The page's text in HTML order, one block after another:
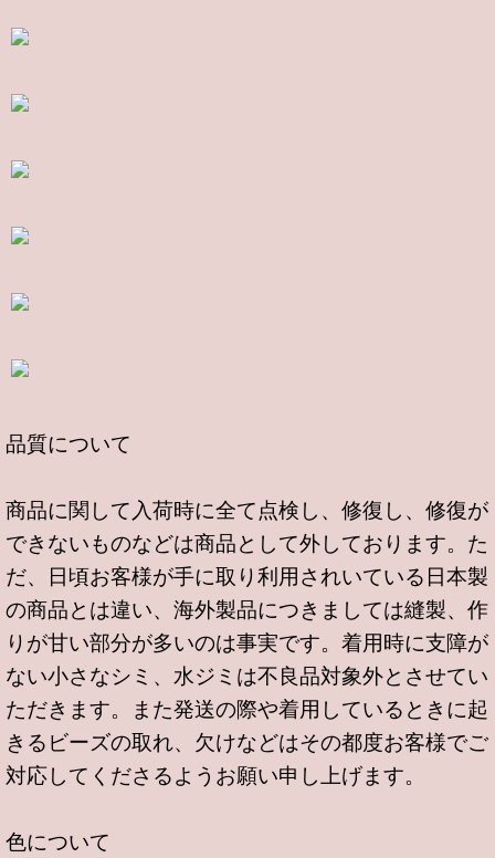
品質について
商品に関して入荷時に全て点検し、修復し、修復が
できないものなどは商品として外しております。た
だ、日頃お客様が手に取り利用されいている日本製
の商品とは違い、海外製品につきましては縫製、作
りが甘い部分が多いのは事実です。着用時に支障が
ない小さなシミ、水ジミは不良品対象外とさせてい
ただきます。また発送の際や着用しているときに起
きるビーズの取れ、欠けなどはその都度お客様でご
対応してくださるようお願い申し上げます。
色について